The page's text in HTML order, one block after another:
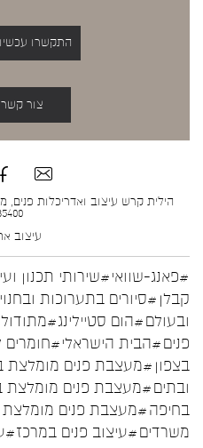
התקשרו עכשיו 052-5535400
צור קשר
עיצוב
#פאנג-שוואי#שירותי תכנון
קבלן #סיורים בתערוכות
ובעולם#הום סטיילינג
פנים#הבית הישראלי#חומרים
בצפון #מעצבת פנים מומלצת
ובתים#מעצבת פנים מומלצת
בחיפה#מעצבת פנים מומלצת
משרדים#עיצוב פנים במרכז